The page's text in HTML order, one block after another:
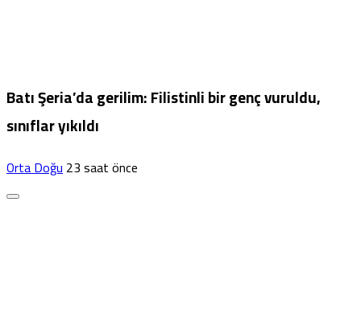
Batı Şeria’da gerilim: Filistinli bir genç vuruldu,
sınıflar yıkıldı
Orta Doğu23 saat önce